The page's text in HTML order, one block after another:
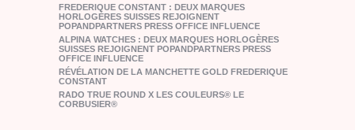
FREDERIQUE CONSTANT : DEUX MARQUES
HORLOGÈRES SUISSES REJOIGNENT
POPANDPARTNERS PRESS OFFICE INFLUENCE
ALPINA WATCHES : DEUX MARQUES HORLOGÈRES
SUISSES REJOIGNENT POPANDPARTNERS PRESS
OFFICE INFLUENCE
RÉVÉLATION DE LA MANCHETTE GOLD FREDERIQUE
CONSTANT
RADO TRUE ROUND X LES COULEURS® LE
CORBUSIER®